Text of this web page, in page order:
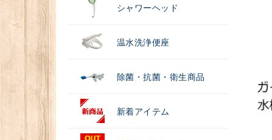
シャワーヘッド
温水洗浄便座
除菌・抗菌・衛生商品
新着アイテム